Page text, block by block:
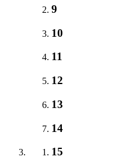
9
10
11
12
13
14
15